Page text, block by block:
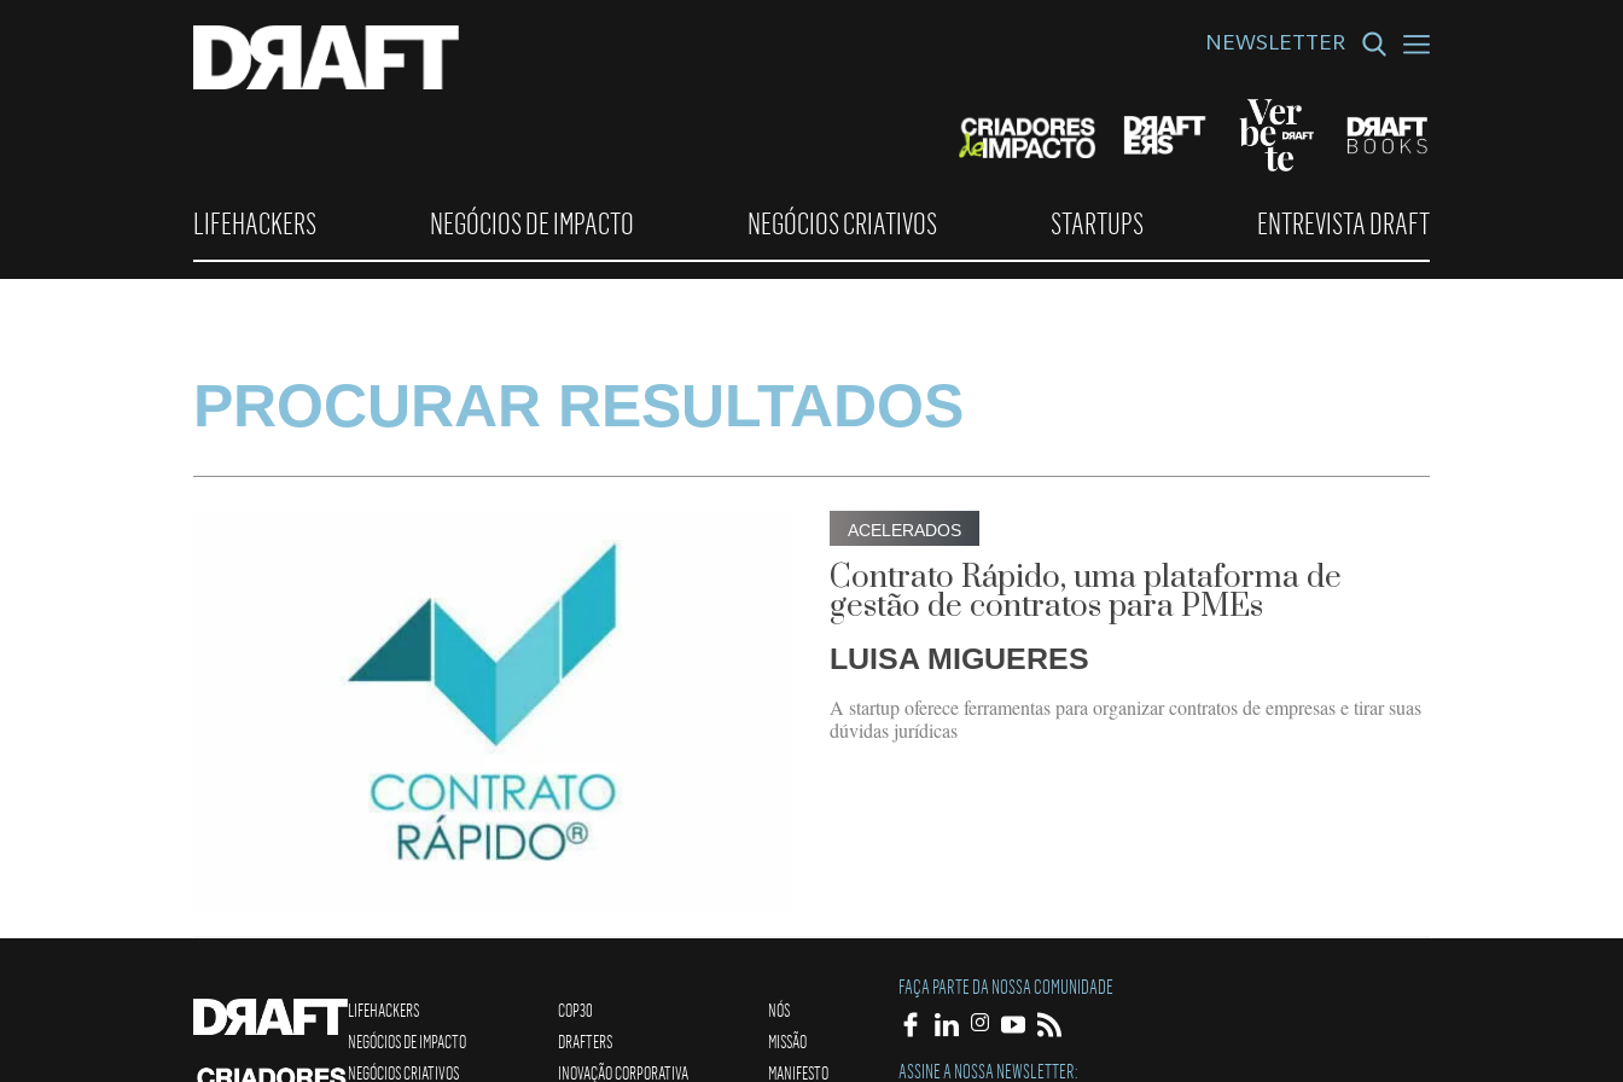
NEWSLETTER
LIFEHACKERS NEGÓCIOS DE IMPACTO NEGÓCIOS CRIATIVOS STARTUPS ENTREVISTA DRAFT
PROCURAR RESULTADOS
ACELERADOS
Contrato Rápido, uma plataforma de
gestão de contratos para PMEs
LUISA MIGUERES
A startup oferece ferramentas para organizar contratos de empresas e tirar suas
dúvidas jurídicas
LIFEHACKERS
NEGÓCIOS DE IMPACTO
NEGÓCIOS CRIATIVOS
COP30
DRAFTERS
INOVAÇÃO CORPORATIVA
NÓS
MISSÃO
MANIFESTO
FAÇA PARTE DA NOSSA COMUNIDADE
ASSINE A NOSSA NEWSLETTER: